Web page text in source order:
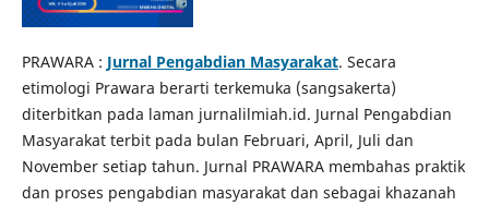
PRAWARA : Jurnal Pengabdian Masyarakat. Secara
etimologi Prawara berarti terkemuka (sangsakerta)
diterbitkan pada laman jurnalilmiah.id. Jurnal Pengabdian
Masyarakat terbit pada bulan Februari, April, Juli dan
November setiap tahun. Jurnal PRAWARA membahas praktik
dan proses pengabdian masyarakat dan sebagai khazanah